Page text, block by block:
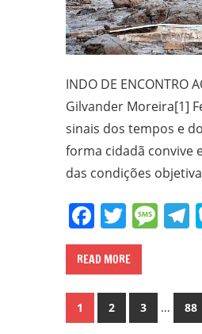
INDO DE ENCONTRO
Gilvander Moreira[1]
sinais dos tempos e
forma cidadã convive
das condições
READ MORE
Paginação
1 2 3 … 88